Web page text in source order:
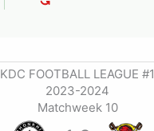
KDC FOOTBALL LEAGUE #1
2023-2024
Matchweek 10